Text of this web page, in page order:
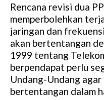
Rencana revisi dua
memperbolehkan
jaringan dan
akan bertentangan
1999 tentang
berpendapat perlu
Undang-Undang
bertentangan dalam